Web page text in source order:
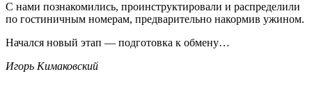
С нами познакомились, проинструктировали и распределили
по гостиничным номерам, предварительно накормив ужином.
Начался новый этап — подготовка к обмену…
Игорь Кимаковский